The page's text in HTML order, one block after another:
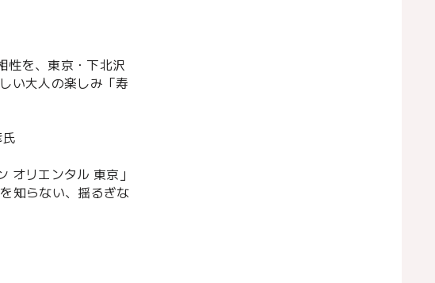
性を、東京・下北沢
い大人の楽しみ「寿
オリエンタル 東京」
知らない、揺るぎな